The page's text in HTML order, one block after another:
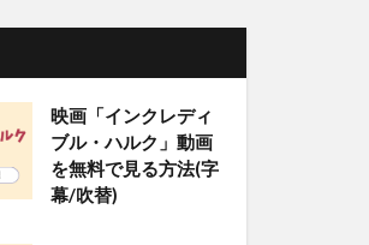
映画「インクレディ
ブル・ハルク」動画
を無料で見る方法(字
幕/吹替)